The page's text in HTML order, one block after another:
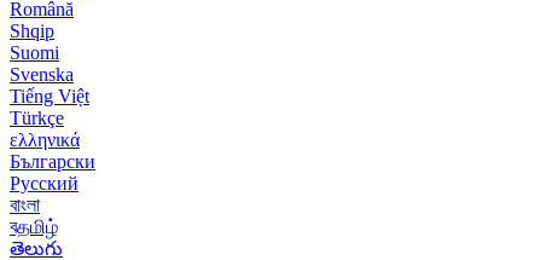
Română
Shqip
Suomi
Svenska
Tiếng Việt
Türkçe
ελληνικά
Български
Русский
বাংলা
বதமிழ்
తెలుగు